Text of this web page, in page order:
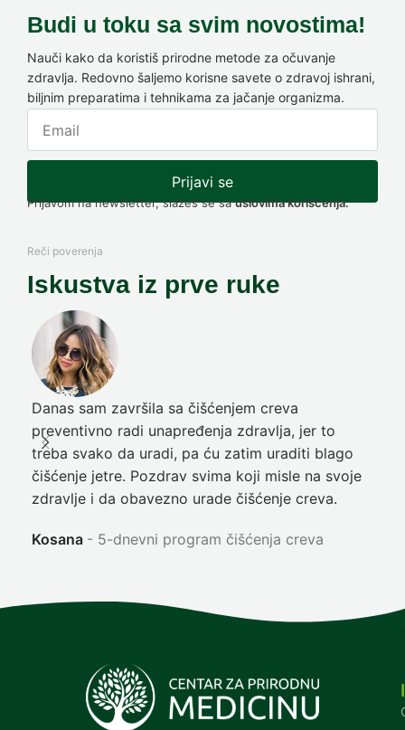
Budi u toku sa svim novostima!
Nauči kako da koristiš prirodne metode za očuvanje
zdravlja. Redovno šaljemo korisne savete o zdravoj ishrani,
biljnim preparatima i tehnikama za jačanje organizma.
Prijavi se
Prijavom na newsletter, slažeš se sauslovima korišćenja.
Reči poverenja
Iskustva iz prve ruke
Danas sam završila sa čišćenjem creva
preventivno radi unapređenja zdravlja, jer to
treba svako da uradi, pa ću zatim uraditi blago
čišćenje jetre. Pozdrav svima koji misle na svoje
zdravlje i da obavezno urade čišćenje creva.
Kosana 5-dnevni program čišćenja creva